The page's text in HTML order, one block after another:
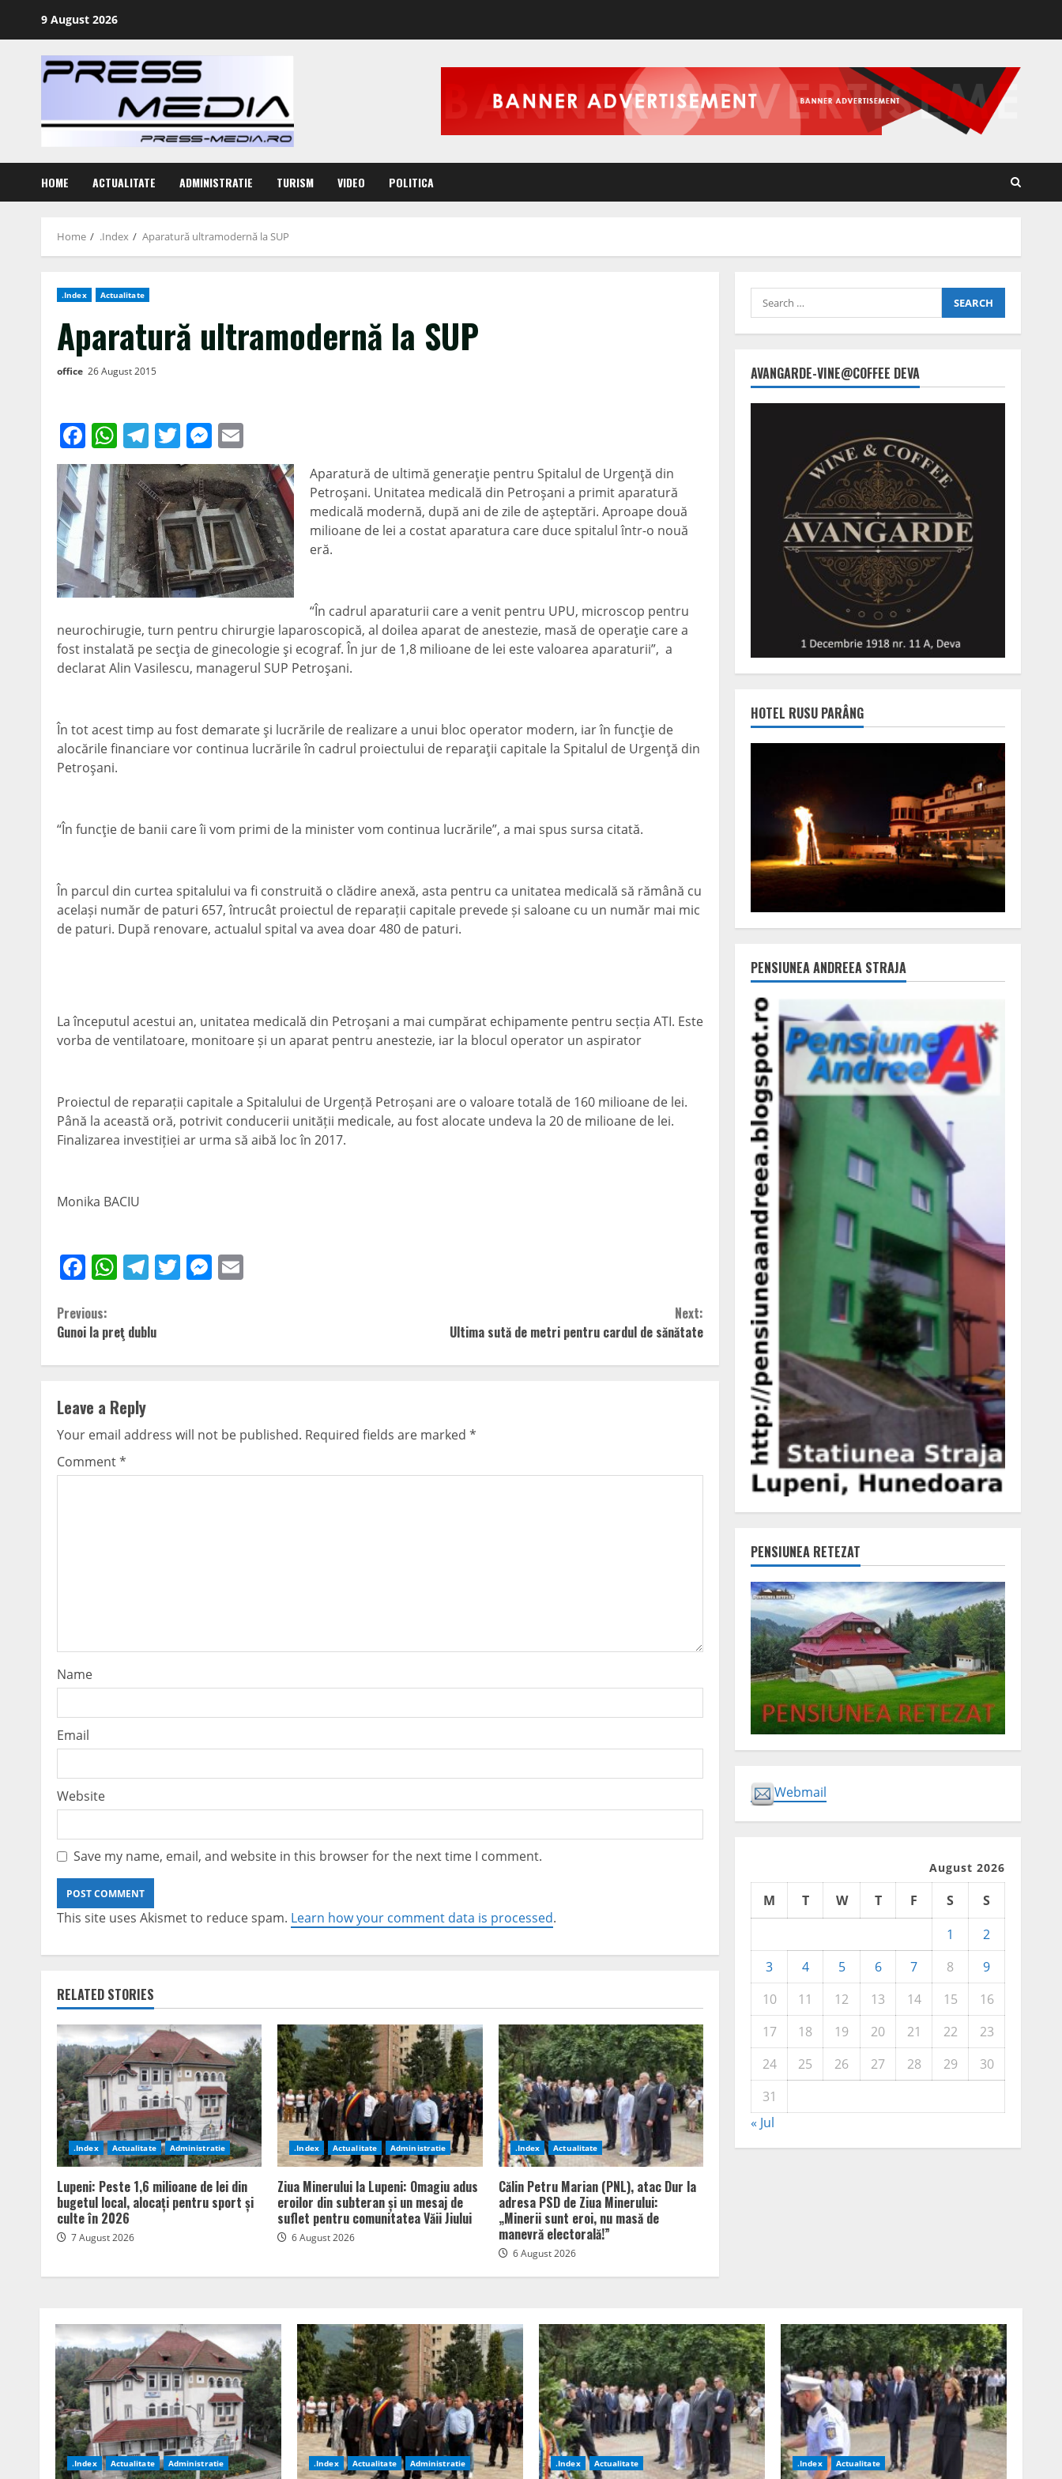
9 August 2026
HOME ACTUALITATE ADMINISTRATIE TURISM VIDEO POLITICA
Home .Index Aparatură ultramodernă la SUP
.Index Actualitate
Aparatură ultramodernă la SUP
office 26 August 2015
Facebook
WhatsApp
Telegram
TwitterMessenger
Aparatură de ultimă generaţie pentru Spitalul de Urgenţă din
Petroşani. Unitatea medicală din Petroşani a primit aparatură
medicală modernă, după ani de zile de aşteptări. Aproape două
milioane de lei a costat aparatura care duce spitalul într-o nouă
eră.
“În cadrul aparaturii care a venit pentru UPU, microscop pentru
neurochirugie, turn pentru chirurgie laparoscopică, al doilea aparat de anestezie, masă de operaţie care a
fost instalată pe secţia de ginecologie şi ecograf. În jur de 1,8 milioane de lei este valoarea aparaturii”, a
declarat Alin Vasilescu, managerul SUP Petroşani.
În tot acest timp au fost demarate şi lucrările de realizare a unui bloc operator modern, iar în funcţie de
alocările financiare vor continua lucrările în cadrul proiectului de reparaţii capitale la Spitalul de Urgenţă din
Petroşani.
“În funcţie de banii care îi vom primi de la minister vom continua lucrările”, a mai spus sursa citată.
În parcul din curtea spitalului va fi construită o clădire anexă, asta pentru ca unitatea medicală să rămână cu
același număr de paturi 657, întrucât proiectul de reparații capitale prevede și saloane cu un număr mai mic
de paturi. După renovare, actualul spital va avea doar 480 de paturi.
La începutul acestui an, unitatea medicală din Petroşani a mai cumpărat echipamente pentru secția ATI. Este
vorba de ventilatoare, monitoare și un aparat pentru anestezie, iar la blocul operator un aspirator
Proiectul de reparații capitale a Spitalului de Urgență Petroșani are o valoare totală de 160 milioane de lei.
Până la această oră, potrivit conducerii unității medicale, au fost alocate undeva la 20 de milioane de lei.
Finalizarea investiției ar urma să aibă loc în 2017.
Monika BACIU
Facebook
WhatsApp
Telegram
TwitterMessenger
Continue
Reading
Previous:
Gunoi la preţ dublu
Next:
Ultima sută de metri pentru cardul de sănătate
Leave a Reply
Your email address will not be published. Required fields are marked *
Comment*
Name
Email
Website
Save my name, email, and website in this browser for the next time I comment.
This site uses Akismet to reduce spam. Learn how your comment data is processed.
RELATED STORIES
.Index Actualitate Administratie
Lupeni: Peste 1,6 milioane de lei din
bugetul local, alocați pentru sport și
culte în 2026
7 August 2026
.Index Actualitate Administratie
Ziua Minerului la Lupeni: Omagiu adus
eroilor din subteran și un mesaj de
suflet pentru comunitatea Văii Jiului
6 August 2026
.Index Actualitate
Călin Petru Marian (PNL), atac Dur la
adresa PSD de Ziua Minerului:
„Minerii sunt eroi, nu masă de
manevră electorală!”
6 August 2026
Search
for:
AVANGARDE-VINE@COFFEE DEVA
HOTEL RUSU PARÂNG
PENSIUNEA ANDREEA STRAJA
PENSIUNEA RETEZAT
Webmail
August 2026
M T W T F S
S
1
2
3
4 5 6 7 8
9
10
11 12 13 14 15
16
17
18 19 20 21 22
23
24
25 26 27 28 29
30
31
« Jul
.Index Actualitate Administratie .Index Actualitate Administratie .Index Actualitate .Index Actualitate